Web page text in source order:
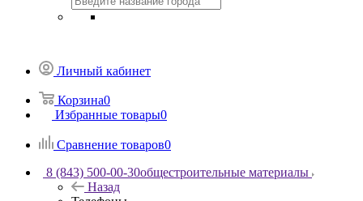
Личный кабинет
Корзина0
Избранные товары0
Сравнение товаров0
8 (843) 500-00-30общестроительные материалы
Назад